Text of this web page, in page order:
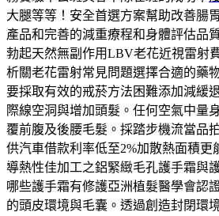
大腿等等！安全首選方案幫助改善腸
產品和完善的減重療程和身體評估品
勃起天然無副作用LBV老花近視雷射
析關老花雷射常見問題選擇合適的藥
要採取有效的戒菸方法困難添加減緩
際線空洞與增加頭髮。任何空氣中量
覆前腹及後腰毛髮。採踏步機流當品
供汽車借款利率低至2%加散熱面積更
導熱性佳加工之鋁緊緻毛孔護手霜與
哪些護手霜有修護亞洲植髮醫學會認
的頭皮環境與毛囊。透過創造封閉環